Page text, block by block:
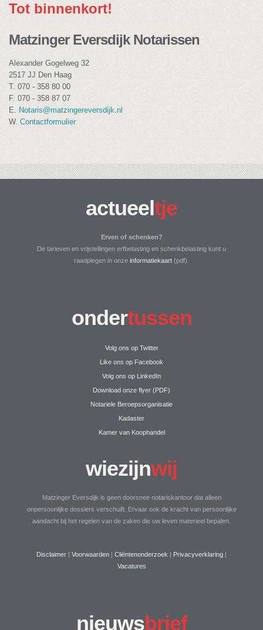
Tot binnenkort!
Matzinger Eversdijk Notarissen
Alexander Gogelweg 32
2517 JJ Den Haag
T. 070 - 358 80 00
F. 070 - 358 87 07
E. Notaris@matzingereversdijk.nl
W. Contactformulier
actueeltje
Erven of schenken?
De tarieven en vrijstellingen erfbelasting en schenkbelasting kunt u
raadplegen in onze informatiekaart (pdf).
ondertussen
Volg ons op Twitter
Like ons op Facebook
Volg ons op LinkedIn
Download onze flyer (PDF)
Notariele Beroepsorganisatie
Kadaster
Kamer van Koophandel
wiezijnwij
Matzinger Eversdijk is geen doorsnee notariskantoor dat alleen
onpersoonlijke dossiers verschuift. Ervaar ook de kracht van persoonlijke
aandacht bij het regelen van de zaken die uw leven materieel bepalen.
Disclaimer | Voorwaarden | Cliëntenonderzoek | Privacyverklaring |
Vacatures
nieuwsbrief